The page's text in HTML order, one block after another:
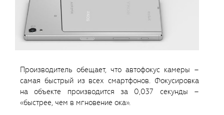
Производитель обещает, что автофокус камеры –
самая быстрый из всех смартфонов. Фокусировка
на объекте производится за 0,037 секунды –
«быстрее, чем в мгновение ока».